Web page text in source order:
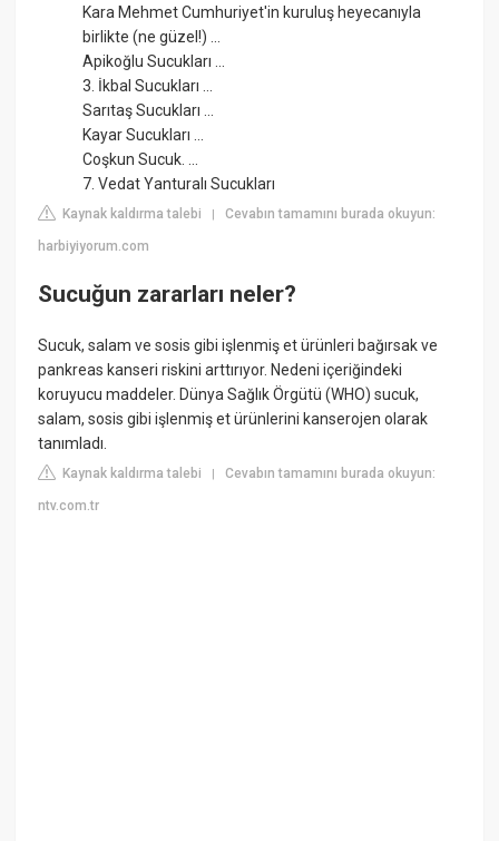
Kara Mehmet Cumhuriyet'in kuruluş heyecanıyla
birlikte (ne güzel!) ...
Apikoğlu Sucukları ...
3. İkbal Sucukları ...
Sarıtaş Sucukları ...
Kayar Sucukları ...
Coşkun Sucuk. ...
7. Vedat Yanturalı Sucukları
Kaynak kaldırma talebi |Cevabın tamamını burada okuyun:
harbiyiyorum.com
Sucuğun zararları neler?
Sucuk, salam ve sosis gibi işlenmiş et ürünleri bağırsak ve
pankreas kanseri riskini arttırıyor. Nedeni içeriğindeki
koruyucu maddeler. Dünya Sağlık Örgütü (WHO) sucuk,
salam, sosis gibi işlenmiş et ürünlerini kanserojen olarak
tanımladı.
Kaynak kaldırma talebi |Cevabın tamamını burada okuyun:
ntv.com.tr